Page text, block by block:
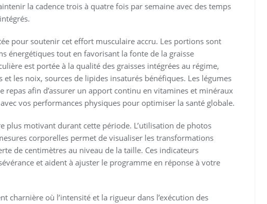
la cadence trois à quatre fois par semaine avec des temps
pour soutenir cet effort musculaire accru. Les portions sont
énergétiques tout en favorisant la fonte de la graisse
est portée à la qualité des graisses intégrées au régime,
et les noix, sources de lipides insaturés bénéfiques. Les légumes
repas afin d’assurer un apport continu en vitamines et minéraux
vos performances physiques pour optimiser la santé globale.
plus motivant durant cette période. L’utilisation de photos
corporelles permet de visualiser les transformations
de centimètres au niveau de la taille. Ces indicateurs
et aident à ajuster le programme en réponse à votre
charnière où l’intensité et la rigueur dans l’exécution des